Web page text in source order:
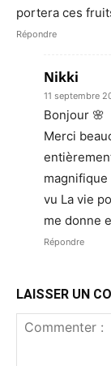
portera ces
Répondre
Nikki
11 septembre
Bonjour 🌸
Merci
magnifique
vu La vie
me donne
Répondre
LAISSER UN